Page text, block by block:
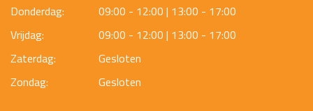
Donderdag:
09:00 - 12:00 | 13:00 - 17:00
Vrijdag:
09:00 - 12:00 | 13:00 - 17:00
Zaterdag:
Gesloten
Zondag:
Gesloten